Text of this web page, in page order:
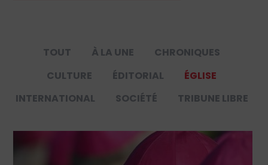
TOUT À LA UNE
CHRONIQUES
CULTURE
ÉDITORIAL
ÉGLISE
INTERNATIONAL
SOCIÉTÉ TRIBUNE LIBRE